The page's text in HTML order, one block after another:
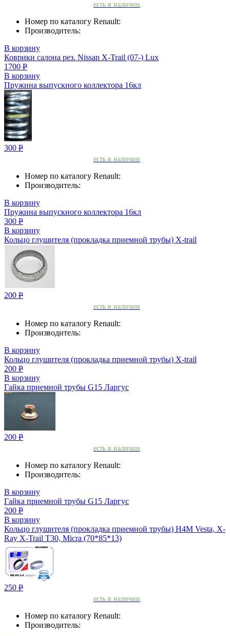
есть в наличии
Номер по каталогу Renault:
Производитель:
В корзину
Коврики салона рез. Nissan X-Trail (07-) Lux
1700 Р
В корзину
Пружина выпускного коллектора 16кл
300 Р
есть в наличии
Номер по каталогу Renault:
Производитель:
В корзину
Пружина выпускного коллектора 16кл
300 Р
В корзину
Кольцо глушителя (прокладка приемной трубы) X-trail
200 Р
есть в наличии
Номер по каталогу Renault:
Производитель:
В корзину
Кольцо глушителя (прокладка приемной трубы) X-trail
200 Р
В корзину
Гайка приемной трубы G15 Ларгус
200 Р
есть в наличии
Номер по каталогу Renault:
Производитель:
В корзину
Гайка приемной трубы G15 Ларгус
200 Р
В корзину
Кольцо глушителя (прокладка приемной трубы) H4M Vesta, X-
Ray X-Trail T30, Micra (70*85*13)
250 Р
есть в наличии
Номер по каталогу Renault:
Производитель: